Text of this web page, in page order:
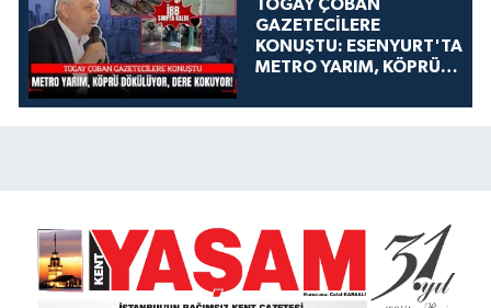
TOGAY ÇOBAN
GAZETECİLERE
KONUŞTU: ESENYURT'TA
METRO YARIM, KÖPRÜ
KOKUYOR!